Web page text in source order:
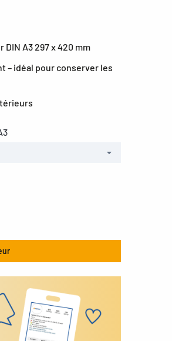
A3 297 x 420 mm
– idéal pour conserver les